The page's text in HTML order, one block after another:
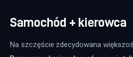
Samochód + kierowca
Na szczęście zdecydowana